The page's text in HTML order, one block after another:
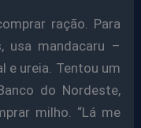
ração. Para
usa mandacaru –
e ureia. Tentou um
do Nordeste,
milho. “Lá me